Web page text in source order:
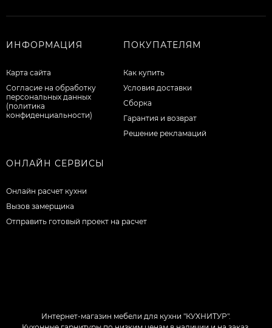
ИНФОРМАЦИЯ
Карта сайта
Согласие на обработку
персональных данных
(политика
конфиденциальности)
ПОКУПАТЕЛЯМ
Как купить
Условия доставки
Сборка
Гарантия и возврат
Решение рекламаций
ОНЛАЙН СЕРВИСЫ
Онлайн расчет кухни
Вызов замерщика
Отправить готовый проект на расчет
Интернет-магазин мебели для кухни "КУХНИТУР".